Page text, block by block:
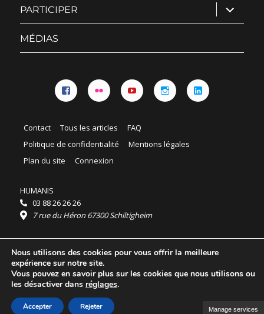
PARTICIPER ouvrir
le
sous-
MÉDIAS
Contact Tous les articles
FAQ
Politique de confidentialité
Mentions légales
Plan du site
Connexion
HUMANIS
03 88 26 26 26
7 rue du Héron 67300 Schiltigheim
Horaires :
HUMANIS : du lundi au vendredi 9h - 18h
Ordidocaz : du lundi au vendredi 8h - 19h
© 2025 HUMANIS, tous droits réservés.
Licence Creative Commons Attribution 4.0
International
Nous utilisons des cookies pour vous offrir la meilleure
expérience sur notre site.
Vous pouvez en savoir plus sur les cookies que nous utilisons ou
les désactiver dans réglages.
Accepter Rejeter Manage services